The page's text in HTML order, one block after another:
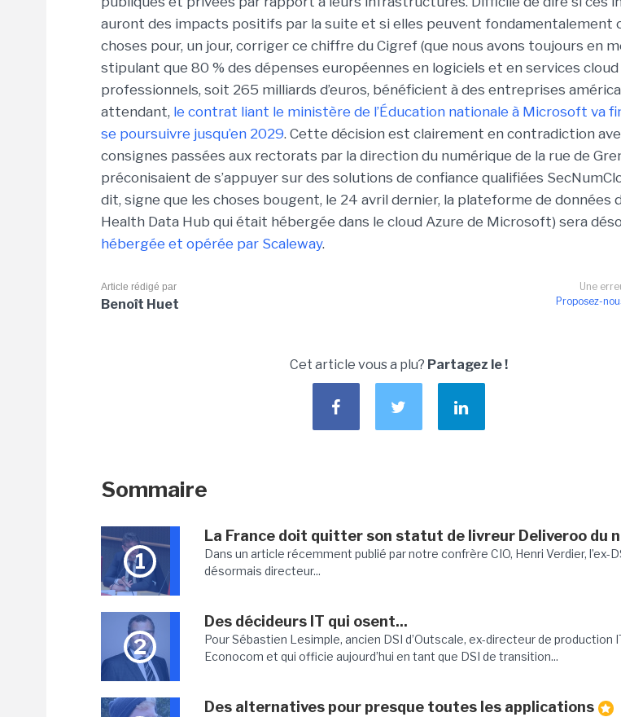
auront des impacts positifs par la suite et si elles peuvent fondamentalement
choses pour, un jour, corriger ce chiffre du Cigref (que nous avons toujours en
stipulant que 80 % des dépenses européennes en logiciels et en services cloud
professionnels, soit 265 milliards d’euros, bénéficient à des entreprises
attendant, le contrat liant le ministère de l’Éducation nationale à Microsoft va
se poursuivre jusqu’en 2029. Cette décision est clairement en contradiction
consignes passées aux rectorats par la direction du numérique de la rue de
préconisaient de s’appuyer sur des solutions de confiance qualifiées
dit, signe que les choses bougent, le 24 avril dernier, la plateforme de données
Health Data Hub qui était hébergée dans le cloud Azure de Microsoft) sera
hébergée et opérée par Scaleway.
Une
Proposez-
Article rédigé par
Benoît Huet
Cet article vous a plu? Partagez le !
Sommaire
1
La France doit quitter son statut de livreur Deliveroo du
Dans un article récemment publié par notre confrère CIO, Henri Verdier, l’ex-
désormais directeur...
2
Des décideurs IT qui osent...
Pour Sébastien Lesimple, ancien DSI d’Outscale, ex-directeur de production
Econocom et qui officie aujourd’hui en tant que DSI de transition...
Des alternatives pour presque toutes les applications